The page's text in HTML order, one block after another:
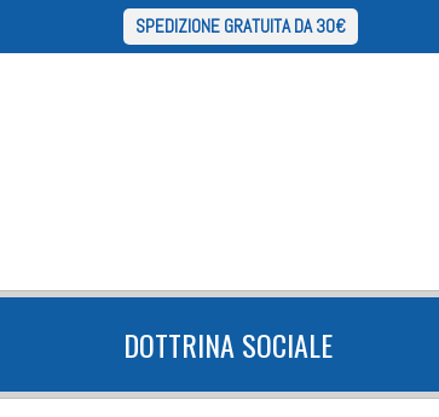
SPEDIZIONE GRATUITA DA 30€
DOTTRINA SOCIALE